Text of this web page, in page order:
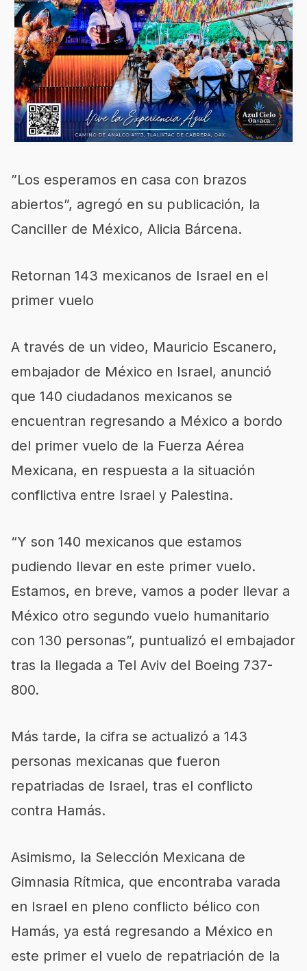
”Los esperamos en casa con brazos
abiertos”, agregó en su publicación, la
Canciller de México, Alicia Bárcena.
Retornan 143 mexicanos de Israel en el
primer vuelo
A través de un video, Mauricio Escanero,
embajador de México en Israel, anunció
que 140 ciudadanos mexicanos se
encuentran regresando a México a bordo
del primer vuelo de la Fuerza Aérea
Mexicana, en respuesta a la situación
conflictiva entre Israel y Palestina.
“Y son 140 mexicanos que estamos
pudiendo llevar en este primer vuelo.
Estamos, en breve, vamos a poder llevar a
México otro segundo vuelo humanitario
con 130 personas”, puntualizó el embajador
tras la llegada a Tel Aviv del Boeing 737-
800.
Más tarde, la cifra se actualizó a 143
personas mexicanas que fueron
repatriadas de Israel, tras el conflicto
contra Hamás.
Asimismo, la Selección Mexicana de
Gimnasia Rítmica, que encontraba varada
en Israel en pleno conflicto bélico con
Hamás, ya está regresando a México en
este primer el vuelo de repatriación de la